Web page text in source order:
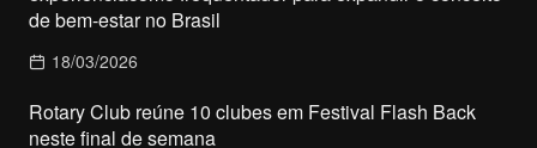
de bem-estar no Brasil
18/03/2026
Rotary Club reúne 10 clubes em Festival Flash Back
neste final de semana